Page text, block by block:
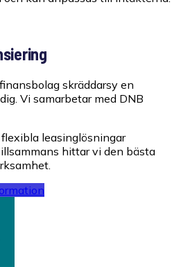
skräddarsy en
Vi samarbetar med DNB
leasinglösningar
hittar vi den bästa